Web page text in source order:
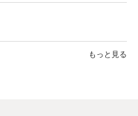
もっと見る